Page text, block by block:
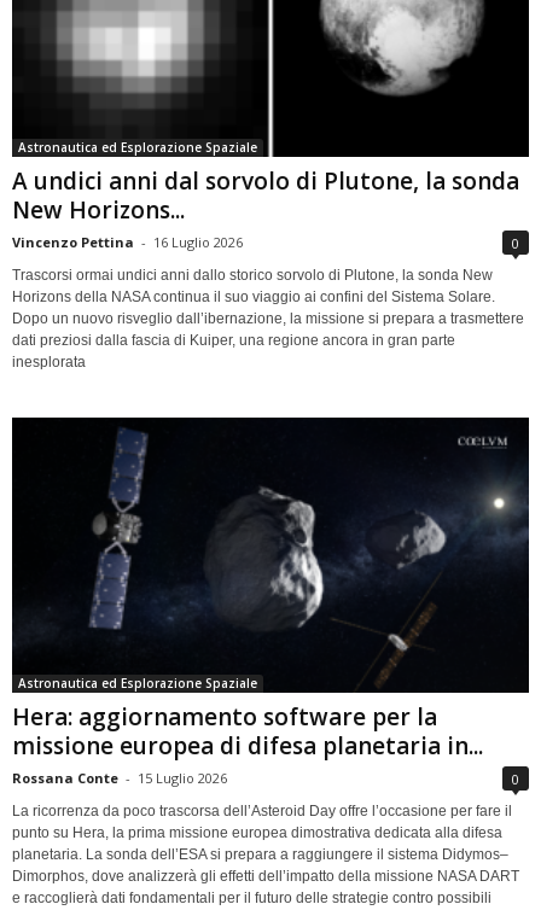
Astronautica ed Esplorazione Spaziale
A undici anni dal sorvolo di Plutone, la sonda
New Horizons...
Vincenzo Pettina - 16 Luglio 2026 0
Trascorsi ormai undici anni dallo storico sorvolo di Plutone, la sonda New
Horizons della NASA continua il suo viaggio ai confini del Sistema Solare.
Dopo un nuovo risveglio dall’ibernazione, la missione si prepara a trasmettere
dati preziosi dalla fascia di Kuiper, una regione ancora in gran parte
inesplorata
Astronautica ed Esplorazione Spaziale
Hera: aggiornamento software per la
missione europea di difesa planetaria in...
Rossana Conte - 15 Luglio 2026 0
La ricorrenza da poco trascorsa dell’Asteroid Day offre l’occasione per fare il
punto su Hera, la prima missione europea dimostrativa dedicata alla difesa
planetaria. La sonda dell’ESA si prepara a raggiungere il sistema Didymos–
Dimorphos, dove analizzerà gli effetti dell’impatto della missione NASA DART
e raccoglierà dati fondamentali per il futuro delle strategie contro possibili